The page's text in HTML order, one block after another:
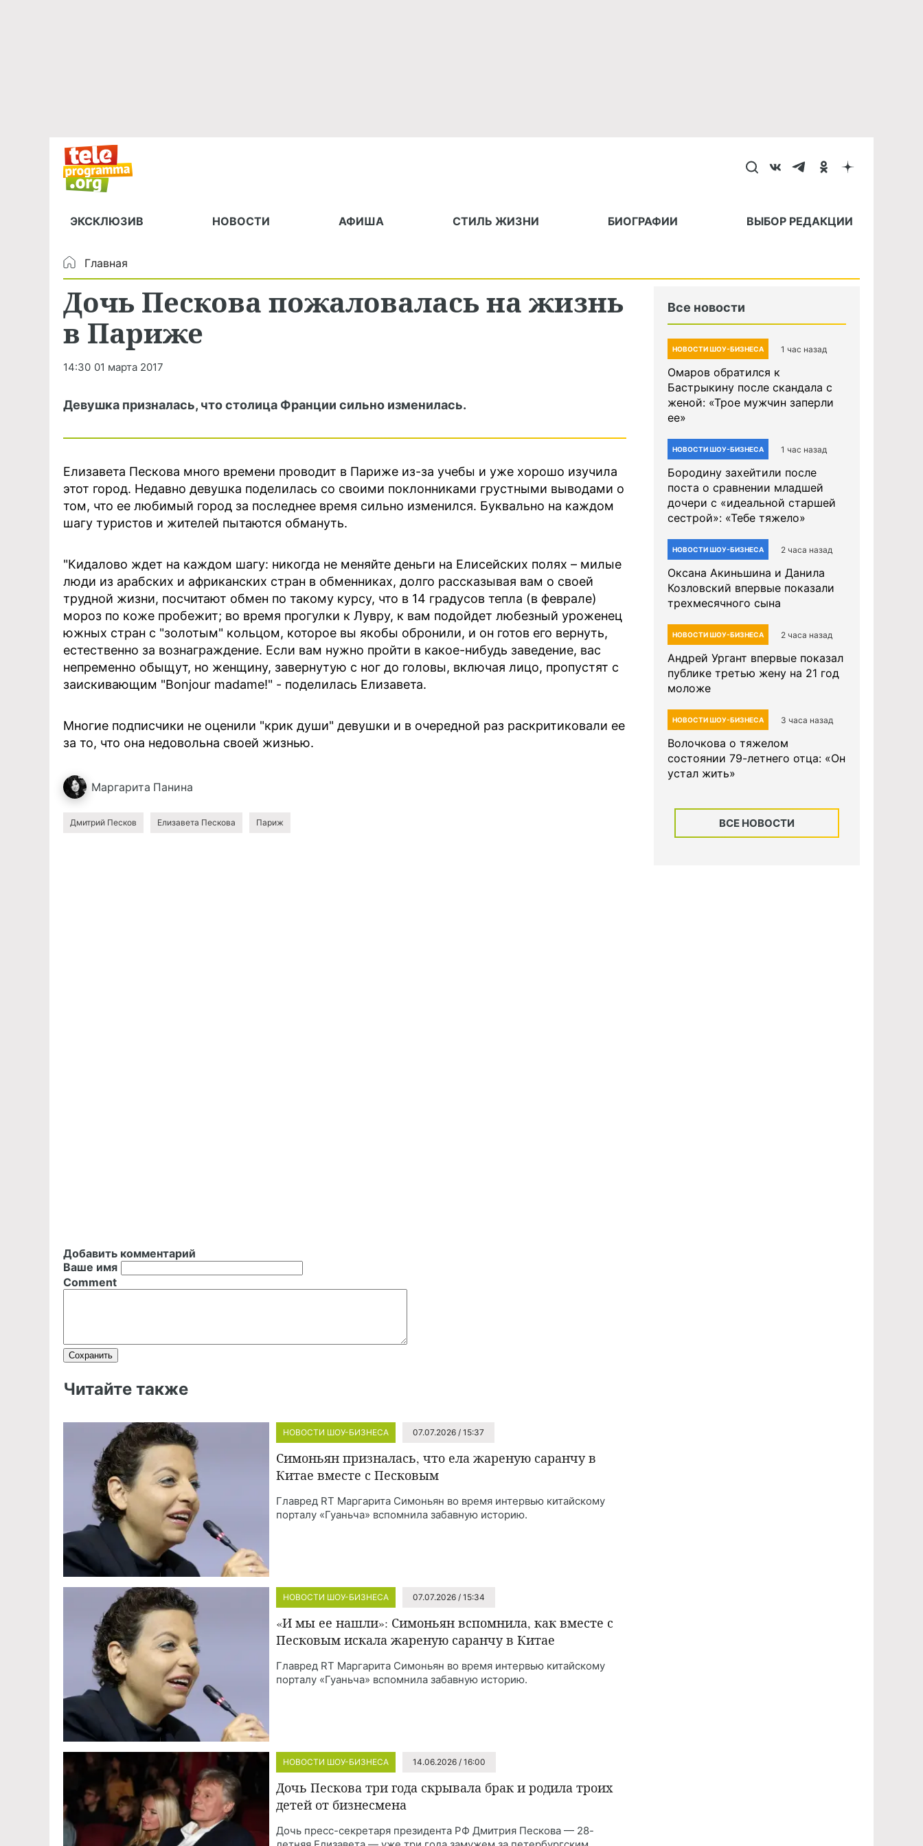
ЭКСКЛЮЗИВ НОВОСТИ АФИША СТИЛЬ ЖИЗНИ БИОГРАФИИ ВЫБОР РЕДАКЦИИ
Главная
Дочь Пескова пожаловалась на жизнь
в Париже
14:30 01 марта 2017
Девушка призналась, что столица Франции сильно изменилась.
Елизавета Пескова много времени проводит в Париже из-за учебы и уже хорошо изучила
этот город. Недавно девушка поделилась со своими поклонниками грустными выводами о
том, что ее любимый город за последнее время сильно изменился. Буквально на каждом
шагу туристов и жителей пытаются обмануть.
"Кидалово ждет на каждом шагу: никогда не меняйте деньги на Елисейских полях – милые
люди из арабских и африканских стран в обменниках, долго рассказывая вам о своей
трудной жизни, посчитают обмен по такому курсу, что в 14 градусов тепла (в феврале)
мороз по коже пробежит; во время прогулки к Лувру, к вам подойдет любезный уроженец
южных стран с "золотым" кольцом, которое вы якобы обронили, и он готов его вернуть,
естественно за вознаграждение. Если вам нужно пройти в какое-нибудь заведение, вас
непременно обыщут, но женщину, завернутую с ног до головы, включая лицо, пропустят с
заискивающим "Bonjour madame!" - поделилась Елизавета.
Многие подписчики не оценили "крик души" девушки и в очередной раз раскритиковали ее
за то, что она недовольна своей жизнью.
Маргарита Панина
Дмитрий Песков Елизавета Пескова Париж
Добавить комментарий
Ваше имя
Comment
Читайте также
НОВОСТИ ШОУ-БИЗНЕСА 07.07.2026 / 15:37
Симоньян призналась, что ела жареную саранчу в
Китае вместе с Песковым
Главред RT Маргарита Симоньян во время интервью китайскому
порталу «Гуаньча» вспомнила забавную историю.
НОВОСТИ ШОУ-БИЗНЕСА 07.07.2026 / 15:34
«И мы ее нашли»: Симоньян вспомнила, как вместе с
Песковым искала жареную саранчу в Китае
Главред RT Маргарита Симоньян во время интервью китайскому
порталу «Гуаньча» вспомнила забавную историю.
НОВОСТИ ШОУ-БИЗНЕСА 14.06.2026 / 16:00
Дочь Пескова три года скрывала брак и родила троих
детей от бизнесмена
Дочь пресс-секретаря президента РФ Дмитрия Пескова — 28-
Все новости
НОВОСТИ ШОУ-БИЗНЕСА 1 час назад
Омаров обратился к
Бастрыкину после скандала с
женой: «Трое мужчин заперли
ее»
НОВОСТИ ШОУ-БИЗНЕСА 1 час назад
Бородину захейтили после
поста о сравнении младшей
дочери с «идеальной старшей
сестрой»: «Тебе тяжело»
НОВОСТИ ШОУ-БИЗНЕСА 2 часа назад
Оксана Акиньшина и Данила
Козловский впервые показали
трехмесячного сына
НОВОСТИ ШОУ-БИЗНЕСА 2 часа назад
Андрей Ургант впервые показал
публике третью жену на 21 год
моложе
НОВОСТИ ШОУ-БИЗНЕСА 3 часа назад
Волочкова о тяжелом
состоянии 79-летнего отца: «Он
устал жить»
ВСЕ НОВОСТИ